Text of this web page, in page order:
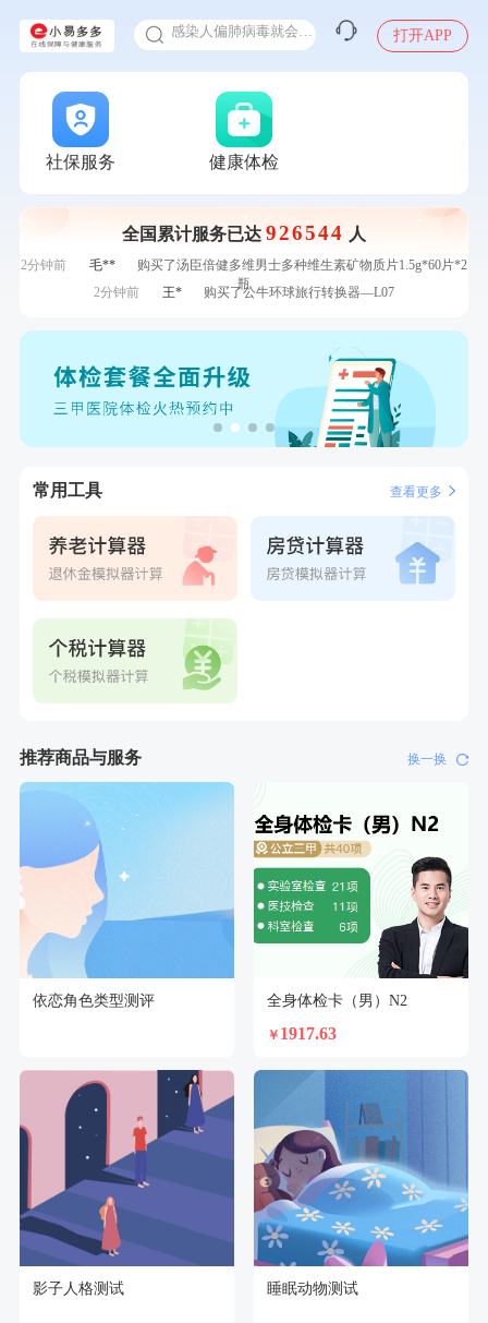
入职体检在线预约
甲状腺癌怎么筛查
打开APP
社保服务 健康体检
全国累计服务已达 926544 人
7分钟前 林**
成功预约了女性健康套餐二档
7分钟前
林**
成功预约糖尿病强化体检套餐
购买了BP3颈椎热敷枕
购买了BP3颈椎热敷枕
刚刚
购买了宁安堡新疆无核红枣干150g*2
1分钟前
林**
成功预约了女性健康套餐二档
2分钟前
毛**
购买了汤臣倍健多维男士多种维生素矿物质片1.5g*60片*2
瓶
2分钟前 王*
购买了公牛环球旅行转换器—L07
6分钟前
王*
购买了公牛环球旅行转换器—L07
购买了美的体重秤 MO-CW5 白色
成功预约了女性健康套餐二档
7分钟前
林**
成功预约糖尿病强化体检套餐
常用工具 查看更多
推荐商品与服务 换一换
依恋角色类型测评 全身体检卡（男）N2
￥ 1917.63
影子人格测试 睡眠动物测试